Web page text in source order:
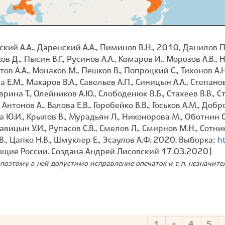
А.А., Даренский А.А., Пиминов В.Н., 2010, Данилов
Д., Пысин В.Г., Русинов А.А., Комаров И., Морозов А.В.,
А.А., Монаков М., Пешков В., Попроцкий С., Тихонов
Е.М., Макаров В.А., Савельев А.П., Синицын А.А.,
Т., Олейников А.Ю., Слободенюк В.Б., Стахеев В.В.,
А., Валова Е.В., Горобейко В.В., Госьков А.М.,
Ю.И., Крылов В., Мурадьян Л., Никонорова М., Оботнин
У.И., Рупасов С.В., Смелов Л., Смирнов М.Н.,
Цапко Н.В., Шмуклер Е., Эсаулов А.Ф. 2020. Выборка:
России. Создана Андрей Лисовский 17.03.2020]
в ней допустимо исправление опечаток и т. п.